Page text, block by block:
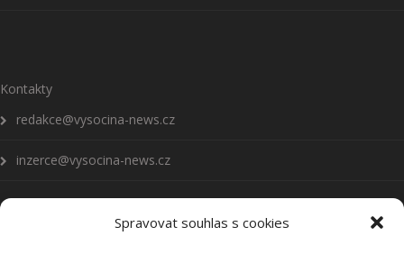
Spravovat souhlas s cookies
Kontakty
redakce@vysocina-news.cz
inzerce@vysocina-news.cz